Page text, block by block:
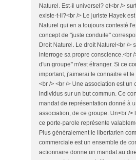
Naturel. Est-il universel? et<br />
existe-t-il?<br /> Le juriste Hayek
Naturel qui en a toujours contesté
concept de "juste conduite"
Droit Naturel. Le droit Naturel<br />
interroge sa propre conscience.<br /
d'un groupe" m'est étranger. Si ce
important, j'aimerai le connaitre et
<br /> <br /> Une association est un
individus sur un but commun. Ce
mandat de représentation donné à
association, de ce groupe. Un<br />
ce porte-parole représente
Plus généralement le libertarien
commerciale est un ensemble de
actionnaire donne un mandat au